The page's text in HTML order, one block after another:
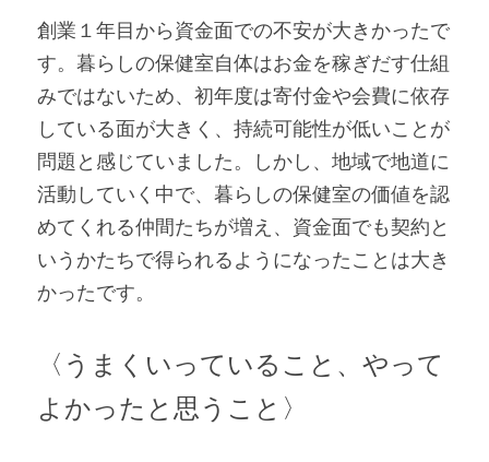
創業１年目から資金面での不安が大きかったで
す。暮らしの保健室自体はお金を稼ぎだす仕組
みではないため、初年度は寄付金や会費に依存
している面が大きく、持続可能性が低いことが
問題と感じていました。しかし、地域で地道に
活動していく中で、暮らしの保健室の価値を認
めてくれる仲間たちが増え、資金面でも契約と
いうかたちで得られるようになったことは大き
かったです。
〈うまくいっていること、やって
よかったと思うこと〉